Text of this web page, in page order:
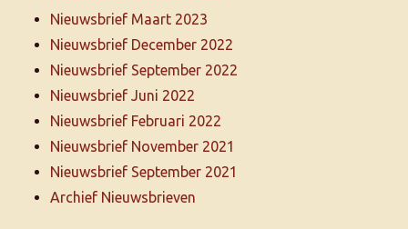
Nieuwsbrief Maart 2023
Nieuwsbrief December 2022
Nieuwsbrief September 2022
Nieuwsbrief Juni 2022
Nieuwsbrief Februari 2022
Nieuwsbrief November 2021
Nieuwsbrief September 2021
Archief Nieuwsbrieven